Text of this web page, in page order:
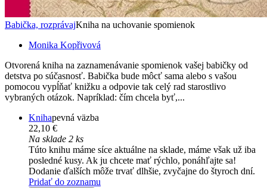
Babička, rozprávajKniha na uchovanie spomienok
Monika Kopřivová
Otvorená kniha na zaznamenávanie spomienok vašej babičky od
detstva po súčasnosť. Babička bude môcť sama alebo s vašou
pomocou vypĺňať knižku a odpovie tak celý rad starostlivo
vybraných otázok. Napríklad: čím chcela byť,...
Knihapevná väzba
22,10 €
Na sklade 2 ks
Túto knihu máme síce aktuálne na sklade, máme však už iba
posledné kusy. Ak ju chcete mať rýchlo, ponáhľajte sa!
Dodanie ďalších môže trvať dlhšie, zvyčajne do štyroch dní.
Pridať do zoznamu